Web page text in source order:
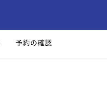
予約の確認